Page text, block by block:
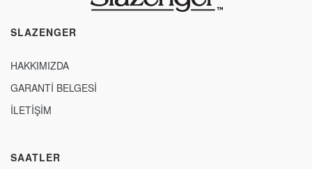
SLAZENGER
HAKKIMIZDA
GARANTİ BELGESİ
İLETİŞİM
SAATLER